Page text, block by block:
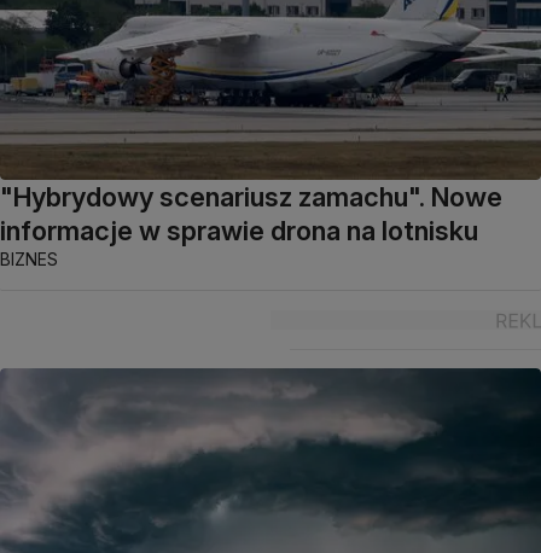
"Hybrydowy scenariusz zamachu". Nowe
informacje w sprawie drona na lotnisku
BIZNES